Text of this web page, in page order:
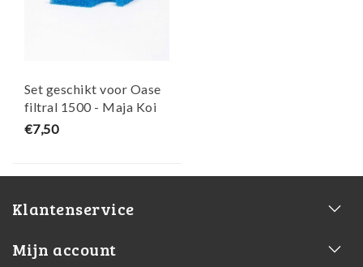
Set geschikt voor Oase
filtral 1500 - Maja Koi
€7,50
Klantenservice
Mijn account